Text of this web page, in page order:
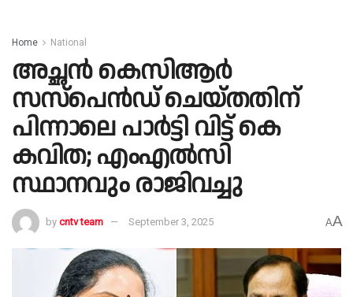
Home National
അച്ഛൻ കെസിആർ
സസ്‌പെൻഡ് ചെയ്തതിന്
പിന്നാലെ പാർട്ടി വിട്ട് കെ
കവിത; എംഎല്‍സി
സ്ഥാനവും രാജിവച്ചു
by cntv team September 3, 2025 AA